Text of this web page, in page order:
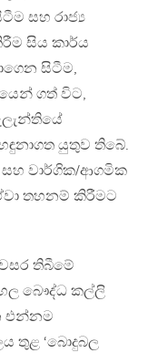
සහ රාජ්‍ය
සිය කාර්ය
සිටීම,
ගත් විට,
යුතුව තිබේ.
වාර්ගික/ආගමික
තහනම් කිරීමට
තිබීමේ
බෞද්ධ කල්ලි
එන්නම
තුළ ‘බොදුබල